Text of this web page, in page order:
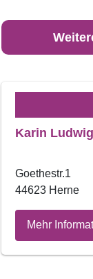
Karin Ludwig
Goethestr.1
44623 Herne
Mehr